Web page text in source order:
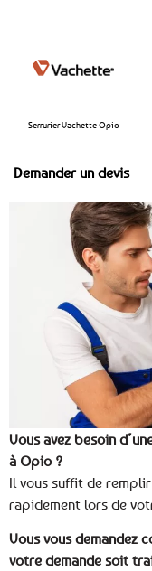
Serrurier Vachette Opio
Demander un devis
Vous avez besoin
à Opio ?
Il vous suffit de
rapidement lors de
Vous vous demandez
votre demande soit